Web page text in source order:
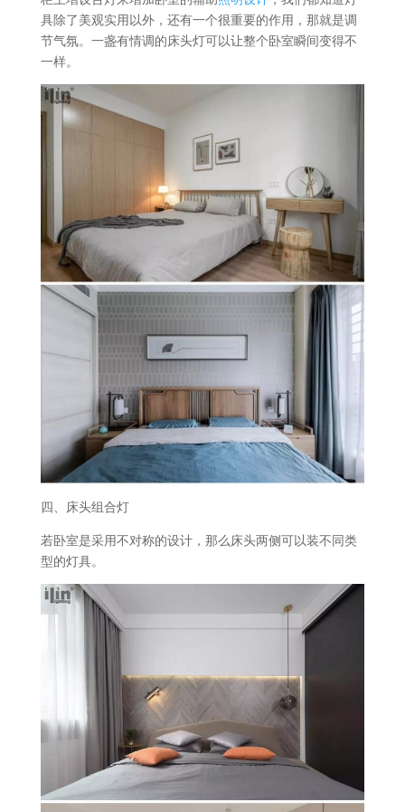
具除了美观实用以外，还有一个很重要的作用，那就是调
节气氛。一盏有情调的床头灯可以让整个卧室瞬间变得不
一样。
四、床头组合灯
若卧室是采用不对称的设计，那么床头两侧可以装不同类
型的灯具。